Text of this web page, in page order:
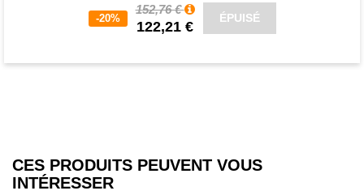
-20%
152,76 €
122,21 €
ÉPUISÉ
CES PRODUITS PEUVENT VOUS
INTÉRESSER